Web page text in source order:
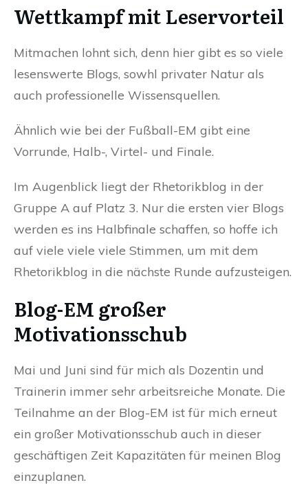
Wettkampf mit Leservorteil
Mitmachen lohnt sich, denn hier gibt es so viele
lesenswerte Blogs, sowhl privater Natur als
auch professionelle Wissensquellen.
Ähnlich wie bei der Fußball-EM gibt eine
Vorrunde, Halb-, Virtel- und Finale.
Im Augenblick liegt der Rhetorikblog in der
Gruppe A auf Platz 3. Nur die ersten vier Blogs
werden es ins Halbfinale schaffen, so hoffe ich
auf viele viele viele Stimmen, um mit dem
Rhetorikblog in die nächste Runde aufzusteigen.
Blog-EM großer
Motivationsschub
Mai und Juni sind für mich als Dozentin und
Trainerin immer sehr arbeitsreiche Monate. Die
Teilnahme an der Blog-EM ist für mich erneut
ein großer Motivationsschub auch in dieser
geschäftigen Zeit Kapazitäten für meinen Blog
einzuplanen.